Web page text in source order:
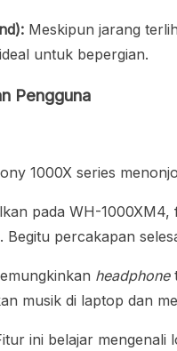
Meskipun jarang
untuk bepergian.
Pengguna
1000X series
pada WH-
Begitu percakapan
headphone
musik di laptop dan
ini belajar mengenali